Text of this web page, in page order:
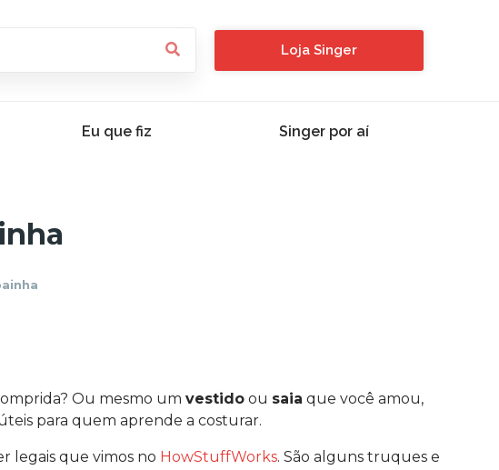
Loja Singer
Eu que fiz Singer por aí
Ou mesmo um vestido ou saia que você amou,
para quem aprende a costurar.
legais que vimos no HowStuffWorks. São alguns truques e